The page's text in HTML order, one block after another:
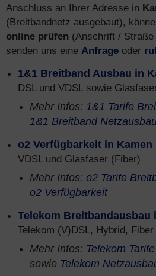
Anschluss an Ihrer Adresse in
(Breitbandnetz ausgebaut),
online prüfen (Anschrift / Straße
senden uns eine Anfrage oder
1&1 Breitband Ausbau in
DSL und VDSL sowie
Mehr Infos: 1&1 Tarife
1&1 Breitband
o2 Verfügbarkeit in Kamen
VDSL und Glasfaser (Fiber)
Mehr Infos: o2 Tarife
o2 Verfügbarkeit
Telekom Breitbandausbau
Telekom (V)DSL, Hybrid, Fiber
Mehr Infos: Telekom
sowie Telekom